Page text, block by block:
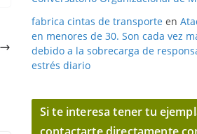
fabrica cintas de transporte en
en menores de 30. Son cada vez
debido a la sobrecarga de
estrés diario
Si te interesa tener tu